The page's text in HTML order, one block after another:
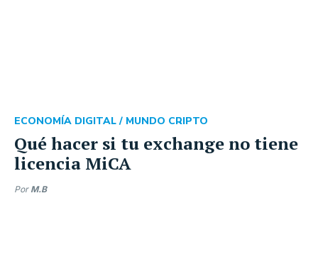
Qué hacer si tu exchange no tiene
licencia MiCA
ECONOMÍA DIGITAL / MUNDO CRIPTO
Por M.B